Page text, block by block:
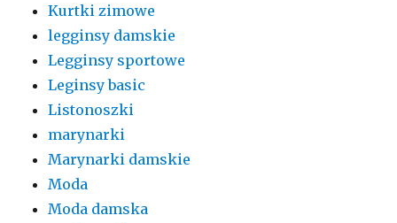
Kurtki zimowe
legginsy damskie
Legginsy sportowe
Leginsy basic
Listonoszki
marynarki
Marynarki damskie
Moda
Moda damska